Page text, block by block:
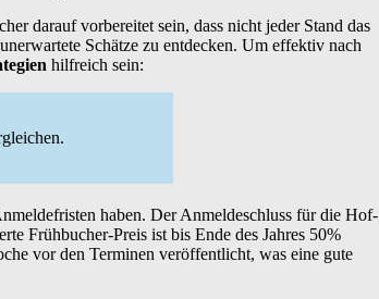
darauf vorbereitet sein, dass nicht jeder Stand das
Schätze zu entdecken. Um effektiv nach
hilfreich sein:
haben. Der Anmeldeschluss für die Hof-
Frühbucher-Preis ist bis Ende des Jahres 50%
vor den Terminen veröffentlicht, was eine gute